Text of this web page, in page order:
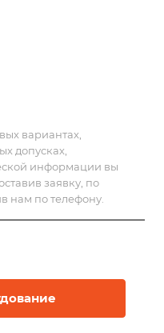
вариантах,
допусках,
информации вы
заявку, по
нам по телефону.